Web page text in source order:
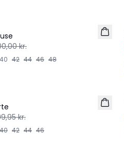
kr.
40 42 44 46 48
kr.
40 42 44 46